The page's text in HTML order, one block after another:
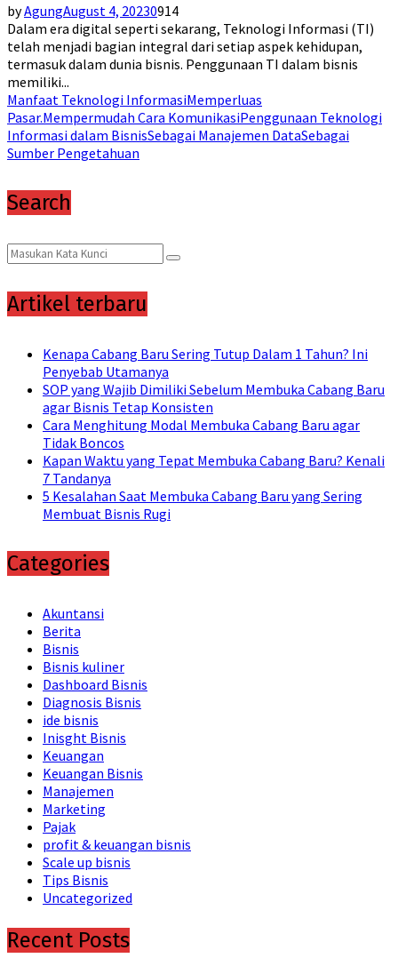
byAgungAugust 4, 20230914
Dalam era digital seperti sekarang, Teknologi Informasi (TI)
telah menjadi bagian integral dari setiap aspek kehidupan,
termasuk dalam dunia bisnis. Penggunaan TI dalam bisnis
memiliki...
Manfaat Teknologi InformasiMemperluas
Pasar.Mempermudah Cara KomunikasiPenggunaan Teknologi
Informasi dalam BisnisSebagai Manajemen DataSebagai
Sumber Pengetahuan
Search
Search
for:
Search
Artikel terbaru
Kenapa Cabang Baru Sering Tutup Dalam 1 Tahun? Ini
Penyebab Utamanya
SOP yang Wajib Dimiliki Sebelum Membuka Cabang Baru
agar Bisnis Tetap Konsisten
Cara Menghitung Modal Membuka Cabang Baru agar
Tidak Boncos
Kapan Waktu yang Tepat Membuka Cabang Baru? Kenali
7 Tandanya
5 Kesalahan Saat Membuka Cabang Baru yang Sering
Membuat Bisnis Rugi
Categories
Akuntansi
Berita
Bisnis
Bisnis kuliner
Dashboard Bisnis
Diagnosis Bisnis
ide bisnis
Inisght Bisnis
Keuangan
Keuangan Bisnis
Manajemen
Marketing
Pajak
profit & keuangan bisnis
Scale up bisnis
Tips Bisnis
Uncategorized
Recent Posts